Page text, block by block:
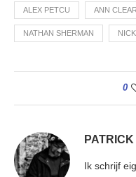
ALEX PETCU ANN
NATHAN SHERMAN
0
Ik schrijf